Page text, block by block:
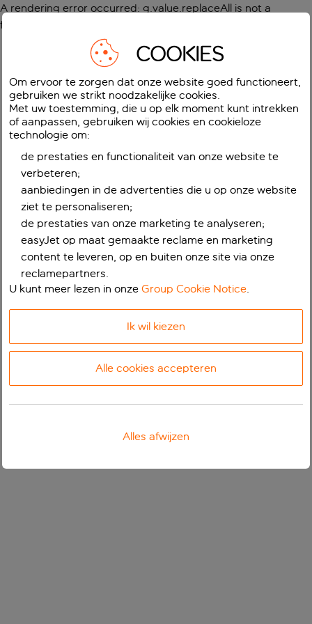
A rendering error occurred: g.value.replaceAll is not a
function
COOKIES
Om ervoor te zorgen dat onze website goed functioneert,
gebruiken we strikt noodzakelijke cookies.
Met uw toestemming, die u op elk moment kunt intrekken
of aanpassen, gebruiken wij cookies en cookieloze
technologie om:
de prestaties en functionaliteit van onze website te
verbeteren;
aanbiedingen in de advertenties die u op onze website
ziet te personaliseren;
de prestaties van onze marketing te analyseren;
easyJet op maat gemaakte reclame en marketing
content te leveren, op en buiten onze site via onze
reclamepartners.
U kunt meer lezen in onzeGroup Cookie Notice.
Ik wil kiezen
Alle cookies accepteren
Alles afwijzen